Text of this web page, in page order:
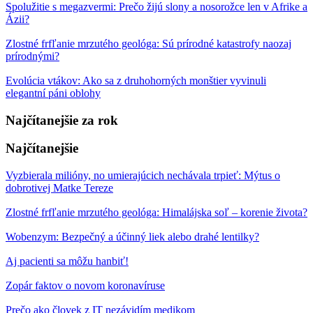
Spolužitie s megazvermi: Prečo žijú slony a nosorožce len v Afrike a
Ázii?
Zlostné frfľanie mrzutého geológa: Sú prírodné katastrofy naozaj
prírodnými?
Evolúcia vtákov: Ako sa z druhohorných monštier vyvinuli
elegantní páni oblohy
Najčítanejšie za rok
Najčítanejšie
Vyzbierala milióny, no umierajúcich nechávala trpieť: Mýtus o
dobrotivej Matke Tereze
Zlostné frfľanie mrzutého geológa: Himalájska soľ – korenie života?
Wobenzym: Bezpečný a účinný liek alebo drahé lentilky?
Aj pacienti sa môžu hanbiť!
Zopár faktov o novom koronavíruse
Prečo ako človek z IT nezávidím medikom